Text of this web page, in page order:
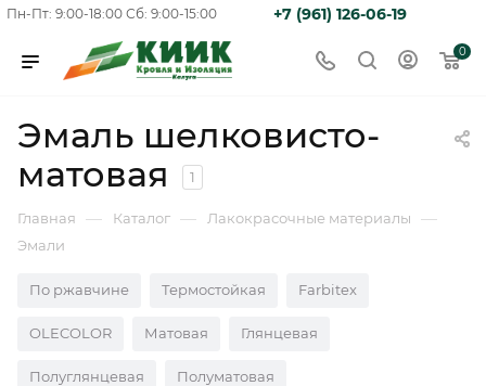
Пн-Пт: 9:00-18:00 Сб: 9:00-15:00 +7 (961) 126-06-19
0
Эмаль шелковисто-
матовая
1
Главная — Каталог — Лакокрасочные материалы —
Эмали
По ржавчине Термостойкая Farbitex
OLECOLOR Матовая Глянцевая
Полуглянцевая Полуматовая